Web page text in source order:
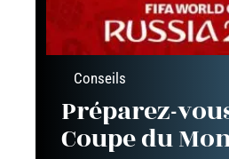
Conseils
Préparez-
Coupe du